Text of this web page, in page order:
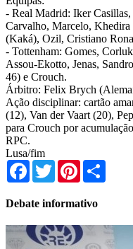
- Real Madrid: Iker
Carvalho, Marcelo,
(Kaká), Ozil, Cristiano
- Tottenham: Gomes,
Assou-Ekotto, Jenas,
46) e Crouch.
Árbitro: Felix Brych
Ação disciplinar: cartão
(12), Van der Vaart (20),
para Crouch por
RPC.
Lusa/fim
Facebook
TwitterPinterest
Debate informativo